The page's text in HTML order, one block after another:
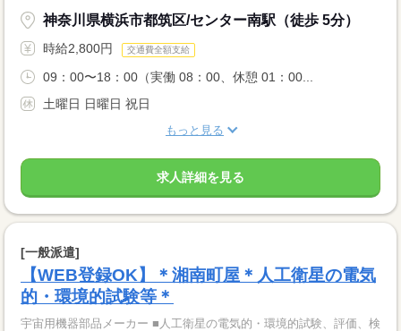
神奈川県横浜市都筑区/センター南駅（徒歩 5分）
時給2,800円 交通費全額支給
09：00〜18：00（実働 08：00、休憩 01：00...
土曜日 日曜日 祝日
もっと見る
求人詳細を見る
[一般派遣]
【WEB登録OK】＊湘南町屋＊人工衛星の電気
的・環境的試験等＊
宇宙用機器部品メーカー ■人工衛星の電気的・環境的試験、評価、検